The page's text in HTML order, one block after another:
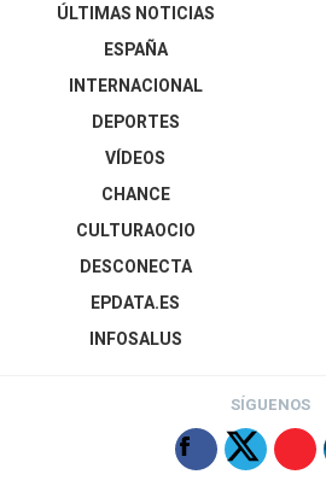
ÚLTIMAS NOTICIAS
ESPAÑA
INTERNACIONAL
DEPORTES
VÍDEOS
CHANCE
CULTURAOCIO
DESCONECTA
EPDATA.ES
INFOSALUS
SÍGUENOS